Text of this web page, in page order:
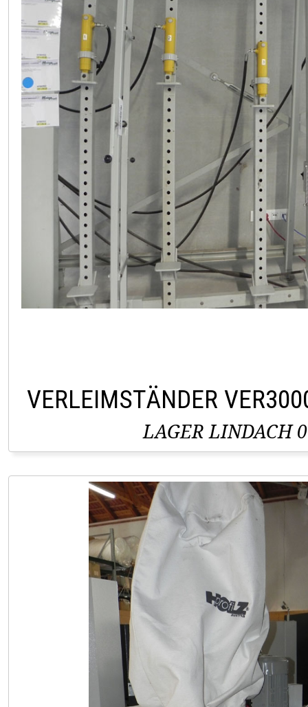
VERLEIMSTÄNDER
LAGER LINDACH